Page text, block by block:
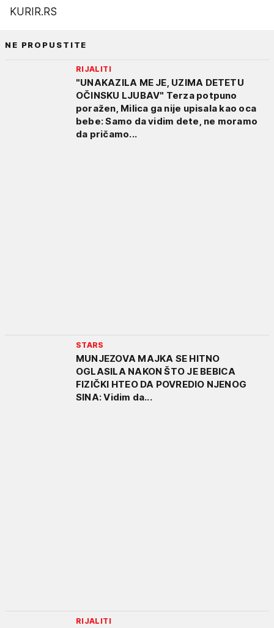
KURIR.RS
NE PROPUSTITE
RIJALITI
"UNAKAZILA ME JE, UZIMA DETETU
OČINSKU LJUBAV" Terza potpuno
poražen, Milica ga nije upisala kao oca
bebe: Samo da vidim dete, ne moramo
da pričamo...
STARS
MUNJEZOVA MAJKA SE HITNO
OGLASILA NAKON ŠTO JE BEBICA
FIZIČKI HTEO DA POVREDIO NJENOG
SINA: Vidim da...
RIJALITI